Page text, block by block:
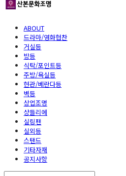
ABOUT
드라마/영화협찬
거실등
방등
식탁/포인트등
주방/욕실등
현관/베란다등
벽등
상업조명
샹들리에
실링팬
실외등
스탠드
기타자재
공지사항